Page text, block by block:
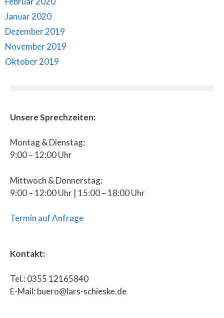
Januar 2020
Dezember 2019
November 2019
Oktober 2019
Unsere Sprechzeiten:
Montag & Dienstag:
9:00 – 12:00 Uhr
Mittwoch & Donnerstag:
9:00 – 12:00 Uhr | 15:00 – 18:00 Uhr
Termin auf Anfrage
Kontakt:
Tel.: 0355 12165840
E-Mail: buero@lars-schieske.de